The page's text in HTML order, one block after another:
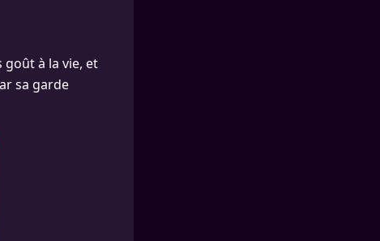
goût à la vie, et
sa garde